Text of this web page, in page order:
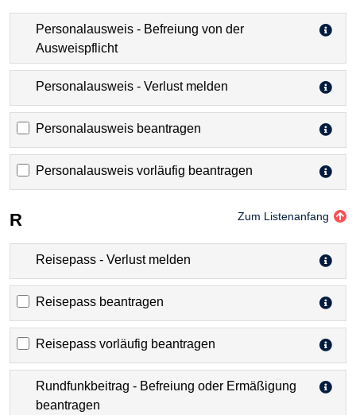
Personalausweis - Befreiung von der
Ausweispflicht
Personalausweis - Verlust melden
Personalausweis beantragen
Personalausweis vorläufig beantragen
R Zum Listenanfang
Reisepass - Verlust melden
Reisepass beantragen
Reisepass vorläufig beantragen
Rundfunkbeitrag - Befreiung oder Ermäßigung
beantragen